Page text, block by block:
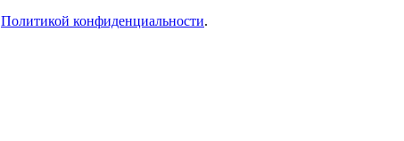
Политикой конфиденциальности.